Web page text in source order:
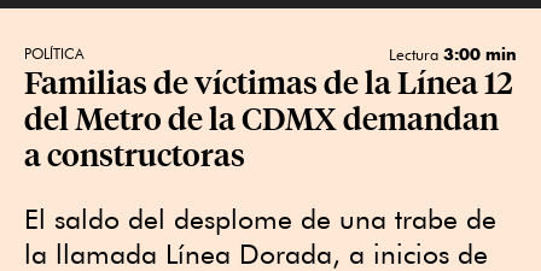
POLÍTICA Lectura 3:00 min
Familias de víctimas de la Línea 12
del Metro de la CDMX demandan
a constructoras
El saldo del desplome de una trabe de
la llamada Línea Dorada, a inicios de